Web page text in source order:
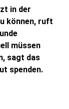
in der
können, ruft
müssen
sagt das
spenden.